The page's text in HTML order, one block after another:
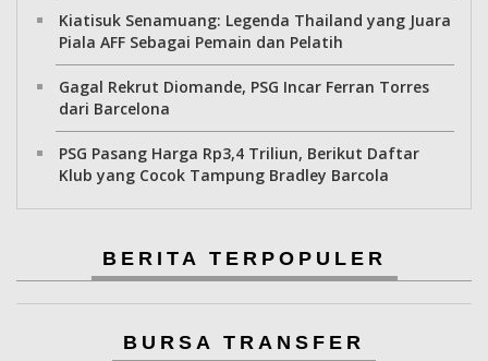
Kiatisuk Senamuang: Legenda Thailand yang Juara
Piala AFF Sebagai Pemain dan Pelatih
Gagal Rekrut Diomande, PSG Incar Ferran Torres
dari Barcelona
PSG Pasang Harga Rp3,4 Triliun, Berikut Daftar
Klub yang Cocok Tampung Bradley Barcola
BERITA TERPOPULER
BURSA TRANSFER